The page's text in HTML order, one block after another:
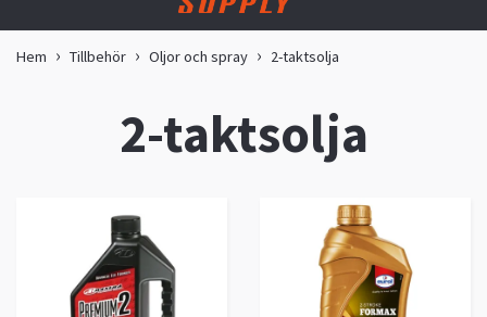
Hem Tillbehör Oljor och spray 2-taktsolja
2-taktsolja